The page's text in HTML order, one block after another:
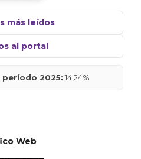
más leídos
al portal
período 2025: 14,24%
Web